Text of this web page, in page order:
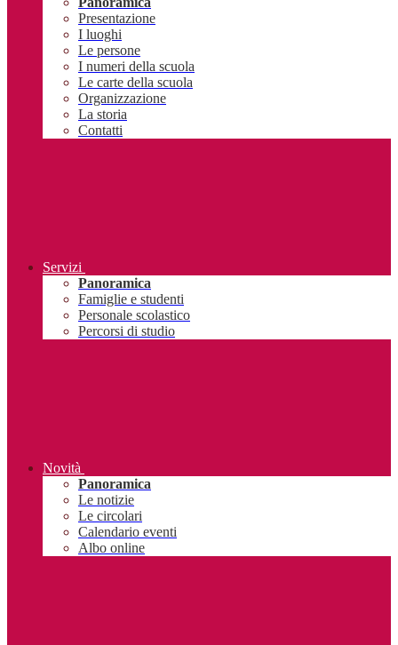
Presentazione
I luoghi
Le persone
I numeri della scuola
Le carte della scuola
Organizzazione
La storia
Contatti
Servizi
Panoramica
Famiglie e studenti
Personale scolastico
Percorsi di studio
Novità
Panoramica
Le notizie
Le circolari
Calendario eventi
Albo online